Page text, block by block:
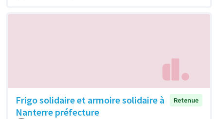
Frigo solidaire et armoire solidaire à
Nanterre préfecture
Retenue